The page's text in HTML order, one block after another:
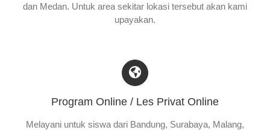
dan Medan. Untuk area sekitar lokasi tersebut akan kami
upayakan.
Program Online / Les Privat Online
Melayani untuk siswa dari Bandung, Surabaya, Malang,